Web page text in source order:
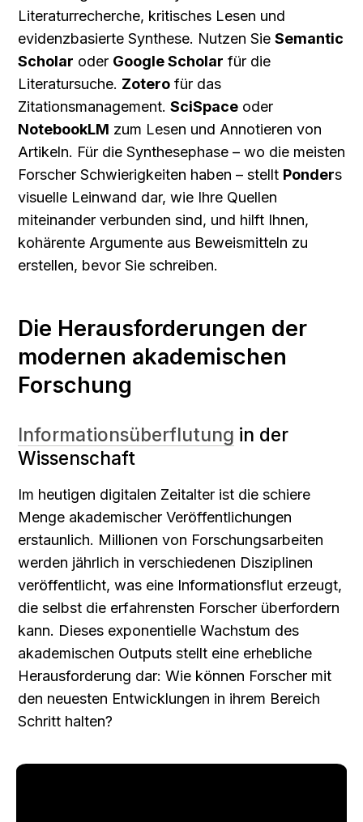
Literaturrecherche, kritisches Lesen und
evidenzbasierte Synthese. Nutzen Sie Semantic
Scholar oder Google Scholar für die
Literatursuche. Zotero für das
Zitationsmanagement. SciSpace
NotebookLM zum Lesen und Annotieren von
Artikeln. Für die Synthesephase – wo die meisten
Forscher Schwierigkeiten haben – stellt Ponders
visuelle Leinwand dar, wie Ihre Quellen
miteinander verbunden sind, und hilft Ihnen,
kohärente Argumente aus Beweismitteln zu
erstellen, bevor Sie schreiben.
Die Herausforderungen der
modernen akademischen
Forschung
Informationsüberflutung in der
Wissenschaft
Im heutigen digitalen Zeitalter ist die schiere
Menge akademischer Veröffentlichungen
erstaunlich. Millionen von Forschungsarbeiten
werden jährlich in verschiedenen Disziplinen
veröffentlicht, was eine Informationsflut erzeugt,
die selbst die erfahrensten Forscher überfordern
kann. Dieses exponentielle Wachstum des
akademischen Outputs stellt eine erhebliche
Herausforderung dar: Wie können Forscher mit
den neuesten Entwicklungen in ihrem Bereich
Schritt halten?